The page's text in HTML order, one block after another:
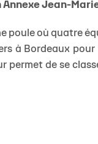
Annexe Jean-
poule où quatre
à Bordeaux
de se